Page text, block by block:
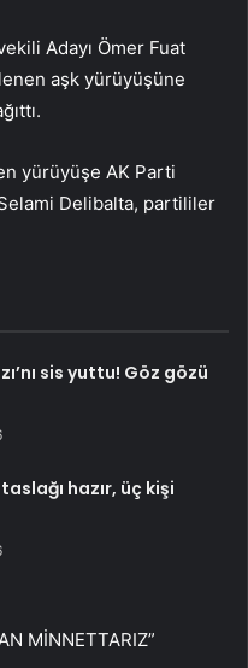
Adayı Ömer Fuat
aşk yürüyüşüne
yürüyüşe AK Parti
Delibalta, partililer
sis yuttu! Göz gözü
hazır, üç kişi
MİNNETTARIZ”